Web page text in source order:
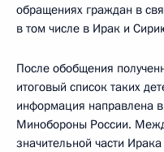
обращениях граждан в
в том числе в Ирак и
После обобщения
итоговый список таких
информация направлена
Минобороны России.
значительной части